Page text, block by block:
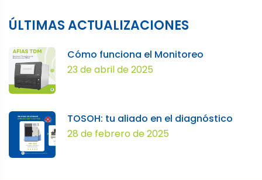
ÚLTIMAS ACTUALIZACIONES
Cómo funciona el Monitoreo
23 de abril de 2025
TOSOH: tu aliado en el diagnóstico
28 de febrero de 2025